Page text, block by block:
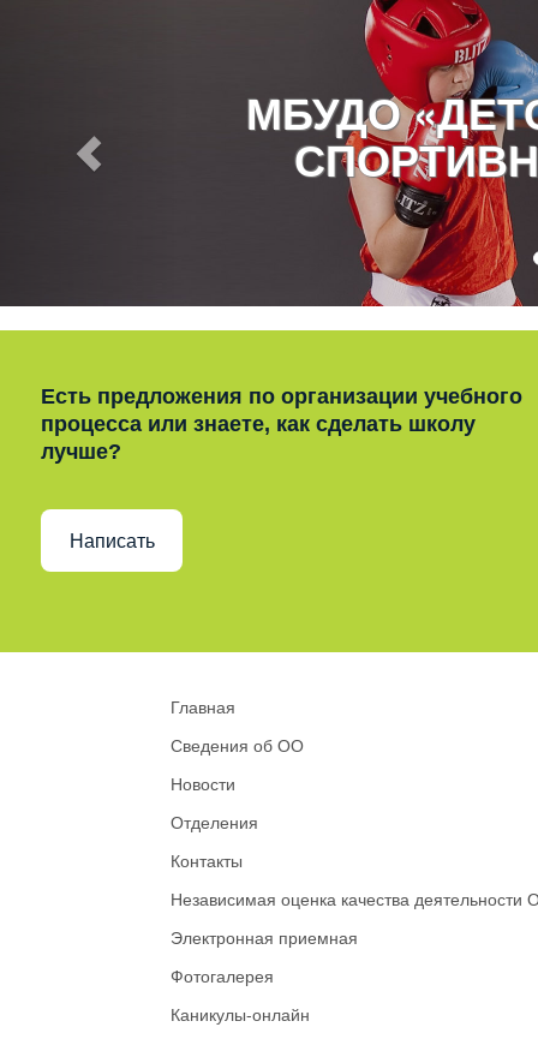
МБУДО
Есть предложения по организации учебного
процесса или знаете, как сделать школу
лучше?
Написать
Главная
Сведения об ОО
Новости
Отделения
Контакты
Независимая оценка качества деятельности
Электронная приемная
Фотогалерея
Каникулы-онлайн